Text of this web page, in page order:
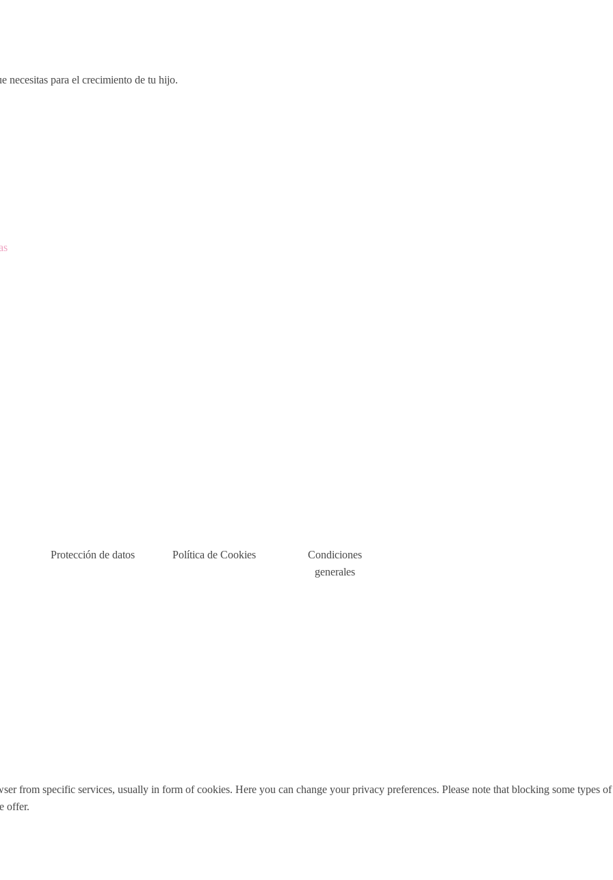
necesitas para el crecimiento de tu hijo.
Protección de datos Política de Cookies
Condiciones
generales
from specific services, usually in form of cookies. Here you can change your privacy preferences. Please note that blocking some types of
offer.